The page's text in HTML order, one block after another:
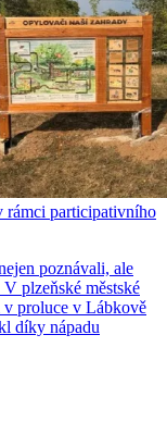
participativního
poznávali, ale
plzeňské městské
proluce v Lábkově
díky nápadu